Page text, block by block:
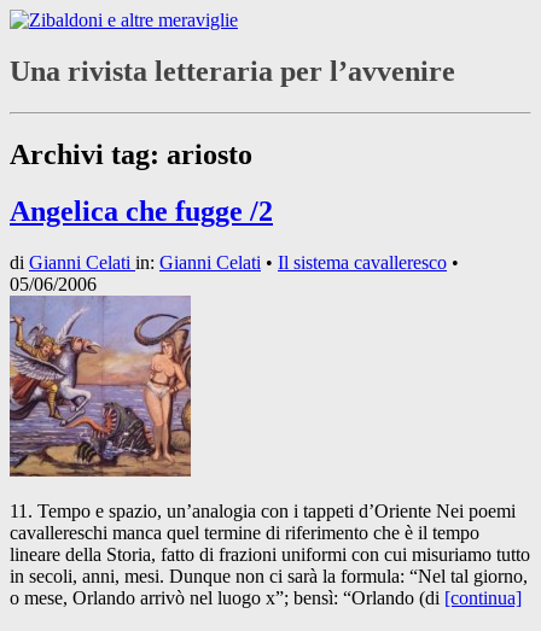
Una rivista letteraria per l’avvenire
Archivi tag: ariosto
Angelica che fugge /2
di Gianni Celati in: Gianni Celati • Il sistema cavalleresco •
05/06/2006
11. Tempo e spazio, un’analogia con i tappeti d’Oriente Nei poemi
cavallereschi manca quel termine di riferimento che è il tempo
lineare della Storia, fatto di frazioni uniformi con cui misuriamo tutto
in secoli, anni, mesi. Dunque non ci sarà la formula: “Nel tal giorno,
o mese, Orlando arrivò nel luogo x”; bensì: “Orlando (di [continua]